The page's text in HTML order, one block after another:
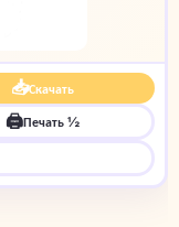
📥Скачать
🖨Печать ½